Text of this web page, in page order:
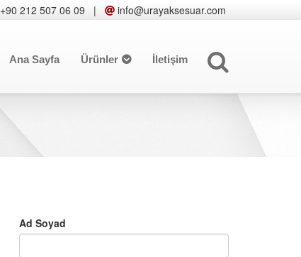
+90 212 507 06 09 | info@urayaksesuar.com
Ana Sayfa Ürünler İletişim
Ad Soyad